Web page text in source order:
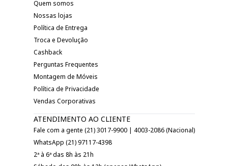
Quem somos
Nossas lojas
Política de Entrega
Troca e Devolução
Cashback
Perguntas Frequentes
Montagem de Móveis
Política de Privacidade
Vendas Corporativas
ATENDIMENTO AO CLIENTE
Fale com a gente (21) 3017-9900 | 4003-2086 (Nacional)
WhatsApp (21) 97117-4398
2ª à 6ª das 8h às 21h